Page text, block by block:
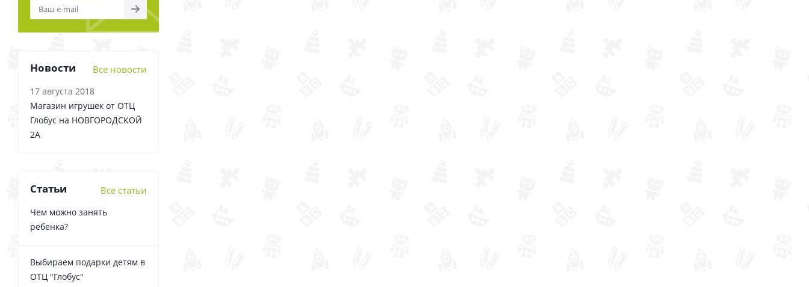
Новости Все новости
17 августа 2018
Магазин игрушек от ОТЦ
Глобус на НОВГОРОДСКОЙ
2А
Статьи Все статьи
Чем можно занять
ребенка?
Выбираем подарки детям в
ОТЦ "Глобус"